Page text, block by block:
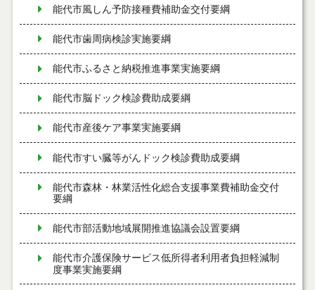
能代市風しん予防接種費補助金交付要綱
能代市歯周病検診実施要綱
能代市ふるさと納税推進事業実施要綱
能代市脳ドック検診費助成要綱
能代市産後ケア事業実施要綱
能代市すい臓等がんドック検診費助成要綱
能代市森林・林業活性化総合支援事業費補助金交付
要綱
能代市部活動地域展開推進協議会設置要綱
能代市介護保険サービス低所得者利用者負担軽減制
度事業実施要綱